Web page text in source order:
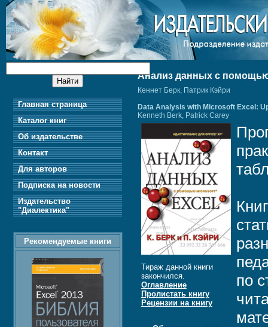
Анализ данных с
Кеннет Берк, Патрик Кэйри
Data Analysis with Microsoft Excel:
Kenneth Berk, Patrick Carey
Тираж данной книги
закончился.
Оглавление
Пролистать книгу
Рецензии на книгу
по
Главная страница
Каталог книг
Об издательстве
Контакт
Для авторов
Подписка на новости
Издательство
"Диалектика"
Рекомендуемые книги